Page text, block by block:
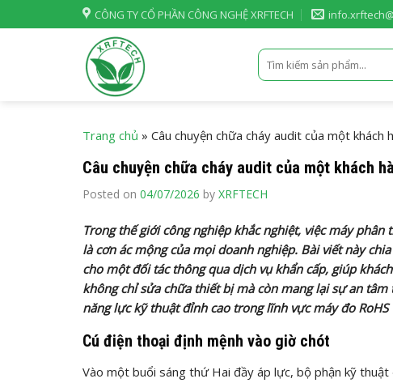
to
CÔNG TY CỔ PHẦN CÔNG NGHỆ XRFTECH
Tìm
kiếm:
Trang chủ » Câu chuyện chữa cháy audit của một khách
Câu chuyện chữa cháy audit của một khách
Posted on 04/07/2026 by XRFTECH
Trong thế giới công nghiệp khắc nghiệt, việc máy
là cơn ác mộng của mọi doanh nghiệp. Bài viết này
cho một đối tác thông qua dịch vụ khẩn cấp, giúp
không chỉ sửa chữa thiết bị mà còn mang lại sự an
năng lực kỹ thuật đỉnh cao trong lĩnh vực máy đo
Cú điện thoại định mệnh vào giờ chót
Vào một buổi sáng thứ Hai đầy áp lực, bộ phận kỹ